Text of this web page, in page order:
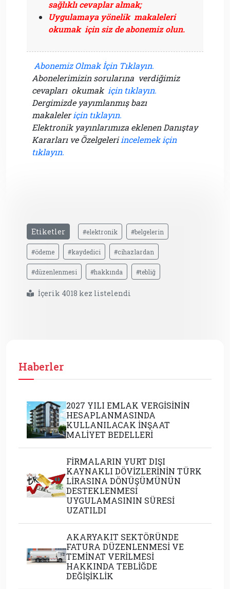
sağlıklı cevaplar almak;
Uygulamaya yönelik makaleleri
okumak için siz de abonemiz olun.
Abonemiz Olmak İçin Tıklayın.
Abonelerimizin sorularına verdiğimiz
cevapları okumak için tıklayın.
Dergimizde yayımlanmış bazı
makaleleriçin tıklayın.
Elektronik yayınlarımıza eklenen Danıştay
Kararları ve Özelgeleriincelemek için
tıklayın.
Etiketler #elektronik #belgelerin
#ödeme #kaydedici #cihazlardan
#düzenlenmesi #hakkında #tebliğ
İçerik 4018 kez listelendi
Haberler
2027 YILI EMLAK VERGİSİNİN
HESAPLANMASINDA
KULLANILACAK İNŞAAT
MALİYET BEDELLERİ
FİRMALARIN YURT DIŞI
KAYNAKLI DÖVİZLERİNİN TÜRK
LİRASINA DÖNÜŞÜMÜNÜN
DESTEKLENMESİ
UYGULAMASININ SÜRESİ
UZATILDI
AKARYAKIT SEKTÖRÜNDE
FATURA DÜZENLENMESİ VE
TEMİNAT VERİLMESİ
HAKKINDA TEBLİĞDE
DEĞİŞİKLİK